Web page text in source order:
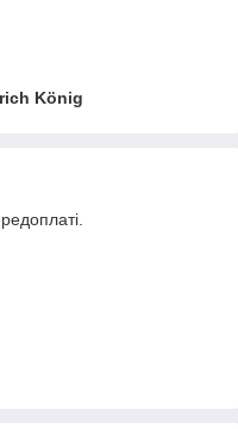
König